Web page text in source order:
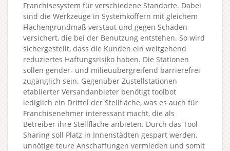
Franchisesystem für verschiedene Standorte. Dabei
sind die Werkzeuge in Systemkoffern mit gleichem
Flachengrundmaß verstaut und gegen Schäden
versichert, die bei der Benutzung entstehen. So wird
sichergestellt, dass die Kunden ein weitgehend
reduziertes Haftungsrisiko haben. Die Stationen
sollen gender- und milieuübergreifend barrierefrei
zugänglich sein. Gegenüber Zustellstationen
etablierter Versandanbieter benötigt toolbot
lediglich ein Drittel der Stellfläche, was es auch für
Franchisenehmer interessant macht, die als
Betreiber ihre Stellfläche anbieten. Durch das Tool
Sharing soll Platz in Innenstädten gespart werden,
unnötige teure Anschaffungen vermieden und somit